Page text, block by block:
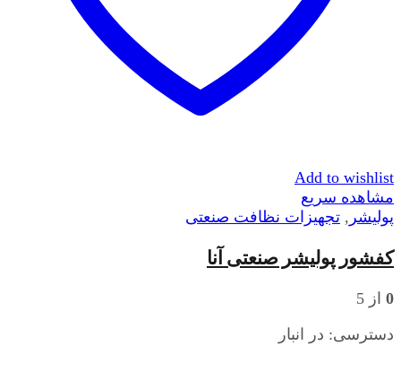
Add to wishlist
مشاهده سریع
پولیشر , تجهیزات نظافت صنعتی
کفشور پولیشر صنعتی آنا
0 از 5
دسترسی: در انبار